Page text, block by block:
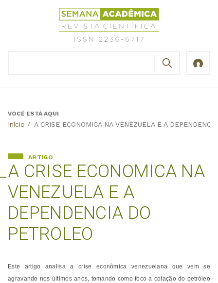
Revista
Científica
Semana
Back
VOCÊ ESTÁ AQUI
Início / A CRISE ECONOMICA NA VENEZUELA E A
A CRISE ECONOMICA NA
VENEZUELA E A
DEPENDENCIA DO
PETROLEO
ARTIGO
Este artigo analisa a crise econômica venezuelana que vem se
agravando nos últimos anos, tomando como foco a cotação do petróleo